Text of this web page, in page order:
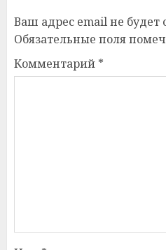
Ваш адрес email не будет
Обязательные поля
Комментарий *